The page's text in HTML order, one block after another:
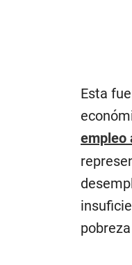
Esta
empleo